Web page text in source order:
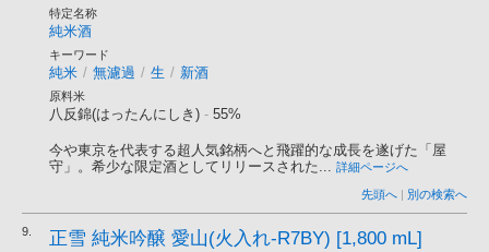
特定名称
純米酒
キーワード
純米 / 無濾過 / 生 / 新酒
原料米
八反錦(はったんにしき) - 55%
今や東京を代表する超人気銘柄へと飛躍的な成長を遂げた「屋
守」。希少な限定酒としてリリースされた... 詳細ページへ
先頭へ | 別の検索へ
9. 正雪 純米吟醸 愛山(火入れ-R7BY) [1,800 mL]